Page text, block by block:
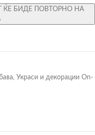
ЌЕ БИДЕ ПОВТОРНО НА
, Украси и декорации On-